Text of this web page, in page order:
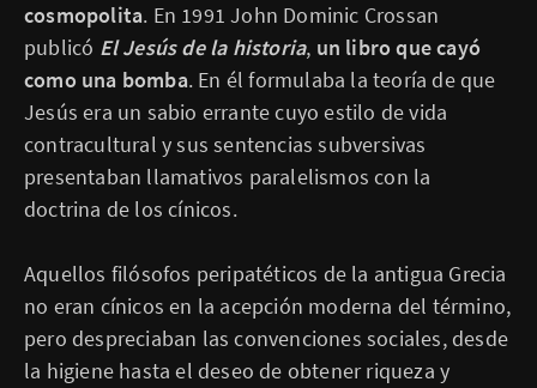
cosmopolita. En 1991 John Dominic Crossan
publicó El Jesús de la historia, un libro que cayó
como una bomba. En él formulaba la teoría de que
Jesús era un sabio errante cuyo estilo de vida
contracultural y sus sentencias subversivas
presentaban llamativos paralelismos con la
doctrina de los cínicos.
Aquellos filósofos peripatéticos de la antigua Grecia
no eran cínicos en la acepción moderna del término,
pero despreciaban las convenciones sociales, desde
la higiene hasta el deseo de obtener riqueza y